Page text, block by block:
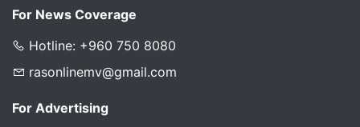
For News Coverage
Hotline: +960 750 8080
rasonlinemv@gmail.com
For Advertising